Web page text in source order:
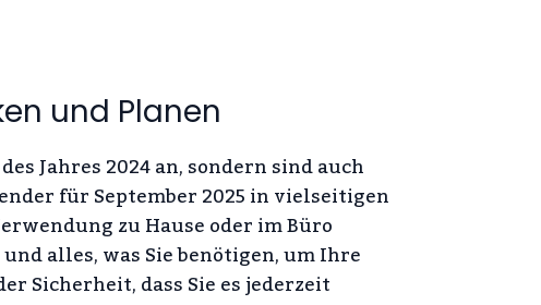
und Planen
Jahres 2024 an, sondern sind auch
für September 2025 in vielseitigen
zu Hause oder im Büro
alles, was Sie benötigen, um Ihre
Sicherheit, dass Sie es jederzeit